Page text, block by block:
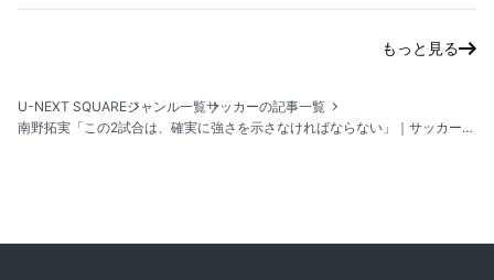
もっと見る
U-NEXT SQUAREジャンル一覧サッカーの記事一覧
南野拓実「この2試合は、確実に強さを示さなければならない」｜サッカー日本代表強化試合 vs. メキシコ・アメリカ